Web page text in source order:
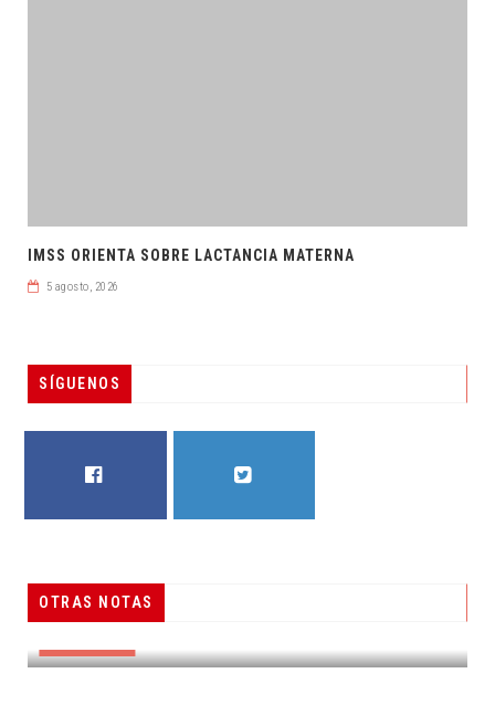
IMSS ORIENTA SOBRE LACTANCIA MATERNA
5 agosto, 2026
SÍGUENOS
OTRAS NOTAS
ÁLVAREZ MAYNES PROMUEVE DENUNCIA POPULAR